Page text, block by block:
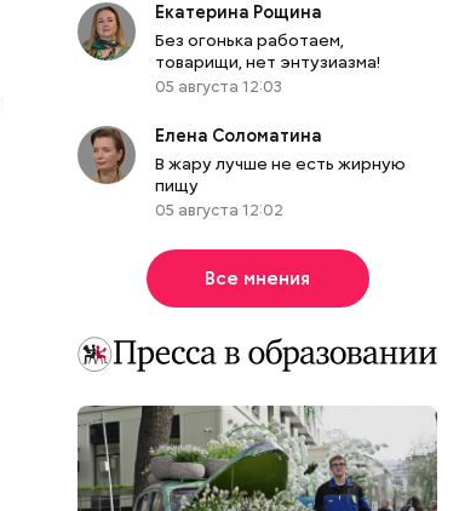
Екатерина Рощина
Без огонька работаем,
товарищи, нет энтузиазма!
05 августа 12:03
Елена Соломатина
В жару лучше не есть жирную
пищу
05 августа 12:02
Все мнения